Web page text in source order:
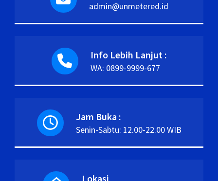
admin@unmetered.id
Info Lebih Lanjut :
WA: 0899-9999-677
Jam Buka :
Senin-Sabtu: 12.00-22.00 WIB
Lokasi